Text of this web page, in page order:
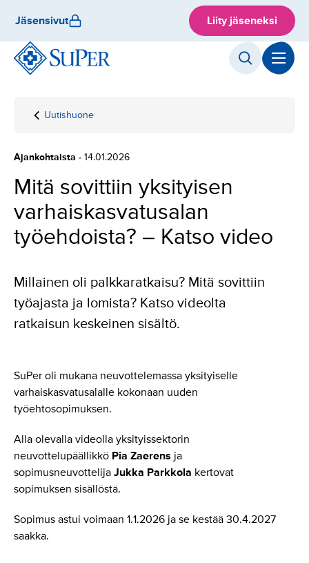
sisältöön
Jäsensivut Liity jäseneksi
Etusivu
Uutishuone
Mitä sovittiin
Katso video
Ajankohtaista - 14.01.2026
Mitä sovittiin yksityisen
varhaiskasvatusalan
työehdoista? – Katso video
Millainen oli palkkaratkaisu? Mitä sovittiin
työajasta ja lomista? Katso videolta
ratkaisun keskeinen sisältö.
SuPer oli mukana neuvottelemassa yksityiselle
varhaiskasvatusalalle kokonaan uuden
työehtosopimuksen.
Alla olevalla videolla yksityissektorin
neuvottelupäällikkö Pia Zaerens ja
sopimusneuvottelija Jukka Parkkola kertovat
sopimuksen sisällöstä.
Sopimus astui voimaan 1.1.2026 ja se kestää 30.4.2027
saakka.